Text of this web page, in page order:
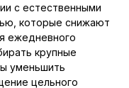
с естественными
которые снижают
ежедневного
крупные
уменьшить
цельного